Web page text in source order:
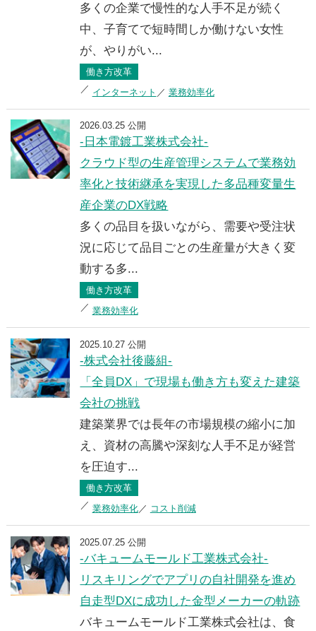
多くの企業で慢性的な人手不足が続く
中、子育てで短時間しか働けない女性
が、やりがい...
働き方改革
インターネット
業務効率化
2026.03.25 公開
-日本電鍍工業株式会社-
クラウド型の生産管理システムで業務効
率化と技術継承を実現した多品種変量生
産企業のDX戦略
多くの品目を扱いながら、需要や受注状
況に応じて品目ごとの生産量が大きく変
動する多...
働き方改革
業務効率化
2025.10.27 公開
-株式会社後藤組-
「全員DX」で現場も働き方も変えた建築
会社の挑戦
建築業界では長年の市場規模の縮小に加
え、資材の高騰や深刻な人手不足が経営
を圧迫す...
働き方改革
業務効率化
コスト削減
2025.07.25 公開
-バキュームモールド工業株式会社-
リスキリングでアプリの自社開発を進め
自走型DXに成功した金型メーカーの軌跡
バキュームモールド工業株式会社は、食